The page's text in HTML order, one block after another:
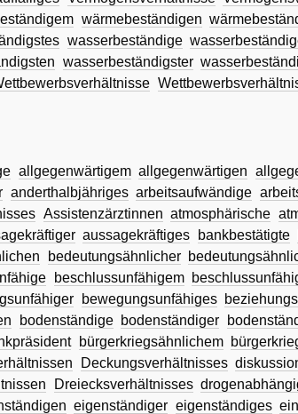
wärmebeständigen
wasserbeständige
wasserbeständigster
allgegenwärtigem allgegenwärtigen
anderthalbjähriges arbeitsaufwändige
Assistenzärztinnen atmosphärische
aussagekräftiges bankbestätigte
bedeutungsähnlicher
beschlussunfähigem
bewegungsunfähiges
bodenständige bodenständiger
bürgerkriegsähnlichem
Deckungsverhältnisses
Dreiecksverhältnisses
eigenständiger eigenständiges